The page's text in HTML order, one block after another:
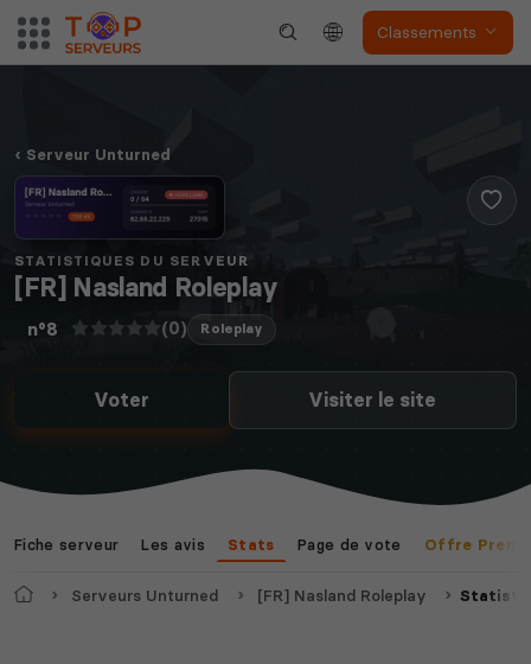
Classements
Serveur Unturned
STATISTIQUES DU SERVEUR
[FR] Nasland Roleplay
n°8 (0) Roleplay
Voter Visiter le site
Fiche serveur Les avis Stats Page de vote Offre
AccueilServeurs Unturned [FR] Nasland Roleplay